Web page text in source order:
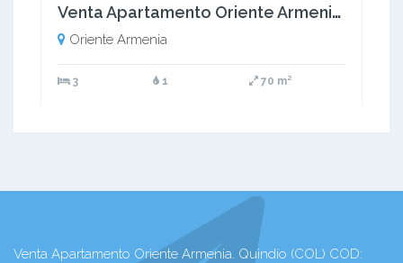
Venta Apartamento Oriente Armenia. Quindio (COL) COD: 9446112
Oriente Armenia
3 1 70 m²
Venta Apartamento Oriente Armenia. Quindío (COL) COD: